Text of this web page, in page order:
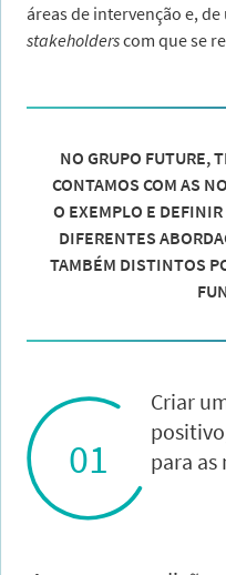
áreas de intervenção e,
stakeholderscom que se
NO GRUPO FUTURE,
CONTAMOS COM AS
O EXEMPLO E
DIFERENTES
TAMBÉM DISTINTOS
01
Criar
para as